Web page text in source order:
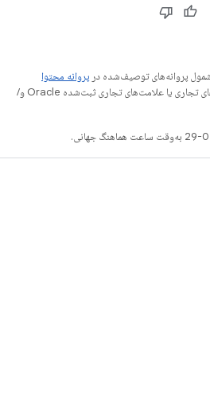
پروانه‌های توصیف‌شده در پروانه محتوا
هستند. جاوا و OpenJDK علامت‌های تجاری یا علامت‌های تجاری ثبت‌شده Oracle و/